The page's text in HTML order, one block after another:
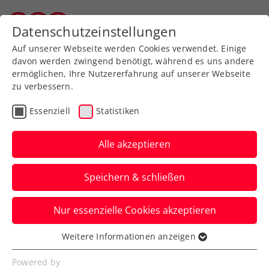
Zurück zur Newsübersicht
Turniere
Generali Open Kitzbühel:
Misolic hält Österreichs
Fahne hoch
Sebastian Ofner und Lukas Neumayer
scheiden beim ATP-Heimturnier in Tirol
im Einzel hingegen aus.
Verfasst von: Presseaussendung / Redaktion, 22.07.2025
Datenschutzeinstellungen
Auf unserer Webseite werden Cookies verwendet. Einige
davon werden zwingend benötigt, während es uns andere
ermöglichen, Ihre Nutzererfahrung auf unserer Webseite
zu verbessern.
Essenziell Statistiken
Alle akzeptieren
Speichern & schließen
Nur essenzielle Cookies akzeptieren
Essenziell
Essenzielle Cookies werden für grundlegende
Weitere Informationen anzeigen
Powered by